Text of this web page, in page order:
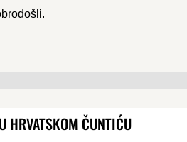
HRVATSKOM ČUNTIĆU